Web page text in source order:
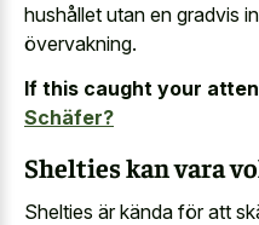
hushållet utan en gradvis
övervakning.
If this caught your
Schäfer?
Shelties kan vara
Shelties är kända för att